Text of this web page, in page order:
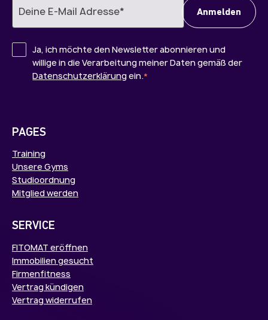
Ja, ich möchte den Newsletter abonnieren und
willige in die Verarbeitung meiner Daten gemäß der
Datenschutzerklärung ein.*
PAGES
Training
Unsere Gyms
Studioordnung
Mitglied werden
SERVICE
FITOMAT eröffnen
Immobilien gesucht
Firmenfitness
Vertrag kündigen
Vertrag widerrufen